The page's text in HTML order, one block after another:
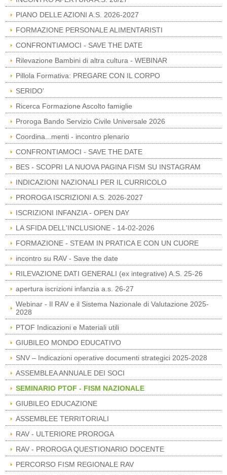
PIANO DELLE AZIONI A.S. 2026-2027
FORMAZIONE PERSONALE ALIMENTARISTI
CONFRONTIAMOCI - SAVE THE DATE
Rilevazione Bambini di altra cultura - WEBINAR
Pillola Formativa: PREGARE CON IL CORPO
SERIDO'
Ricerca Formazione Ascolto famiglie
Proroga Bando Servizio Civile Universale 2026
Coordina...menti - incontro plenario
CONFRONTIAMOCI - SAVE THE DATE
BES - SCOPRI LA NUOVA PAGINA FISM SU INSTAGRAM
INDICAZIONI NAZIONALI PER IL CURRICOLO
PROROGA ISCRIZIONI A.S. 2026-2027
ISCRIZIONI INFANZIA - OPEN DAY
LA SFIDA DELL'INCLUSIONE - 14-02-2026
FORMAZIONE - STEAM IN PRATICA E CON UN CUORE
incontro su RAV - Save the date
RILEVAZIONE DATI GENERALI (ex integrative) A.S. 25-26
apertura iscrizioni infanzia a.s. 26-27
Webinar - Il RAV e il Sistema Nazionale di Valutazione 2025-
2028
PTOF Indicazioni e Materiali utili
GIUBILEO MONDO EDUCATIVO
SNV – Indicazioni operative documenti strategici 2025-2028
ASSEMBLEA ANNUALE DEI SOCI
SEMINARIO PTOF - FISM NAZIONALE
GIUBILEO EDUCAZIONE
ASSEMBLEE TERRITORIALI
RAV - ULTERIORE PROROGA
RAV - PROROGA QUESTIONARIO DOCENTE
PERCORSO FISM REGIONALE RAV